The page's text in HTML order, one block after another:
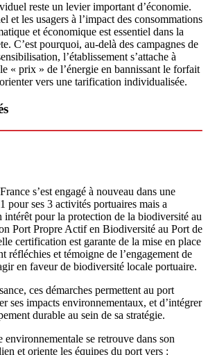
reste un levier important d’économie.
et les usagers à l’impact des consommations
et économique est essentiel dans la
C’est pourquoi, au-delà des campagnes de
l’établissement s’attache à
« prix » de l’énergie en bannissant le forfait
vers une tarification individualisée.
s’est engagé à nouveau dans une
pour ses 3 activités portuaires mais a
intérêt pour la protection de la biodiversité au
Port Propre Actif en Biodiversité au Port de
certification est garante de la mise en place
réfléchies et témoigne de l’engagement de
en faveur de biodiversité locale portuaire.
ces démarches permettent au port
ses impacts environnementaux, et d’intégrer
durable au sein de sa stratégie.
se retrouve dans son
et oriente les équipes du port vers :